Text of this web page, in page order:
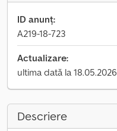
ID anunț:
A219-18-723
Actualizare:
ultima dată la 18.05.2026
Descriere